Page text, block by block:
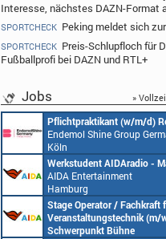
Interesse, nächstes DAZN-Format
SPORTCHECK Peking meldet sich
SPORTCHECK Preis-Schlupfloch für
Fußballprofi bei DAZN und RTL+
Jobs »
Redakteur (w/m/d) oder
(w/m/d)
Endemol Shine Group
Köln
Senior Video Producer/ 1st
(m/w/d)
AIDA Entertainment
an Bord unserer Schiffe
Studentische Aushilfe (w/
Endemol Shine Group
Köln